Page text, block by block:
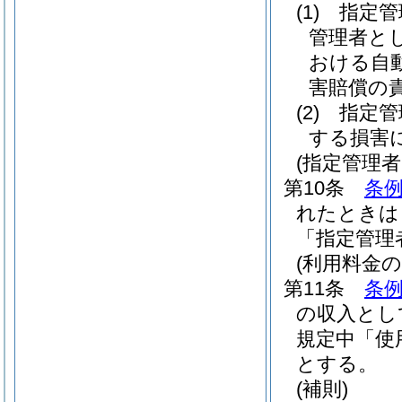
(1)
指定
管理者と
おける自
害賠償の
(2)
指定
する損害
(指定管理
第10条
条
れたとき
「指定管
(利用料金
第11条
条
の収入と
規定中「
とする。
(補則)